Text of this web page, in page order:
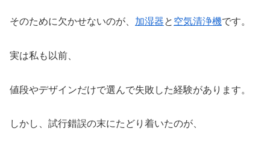
そのために欠かせないのが、 加湿器と 空気清浄機です。
実は私も以前、
値段やデザインだけで選んで失敗した経験があります。
しかし、試行錯誤の末にたどり着いたのが、